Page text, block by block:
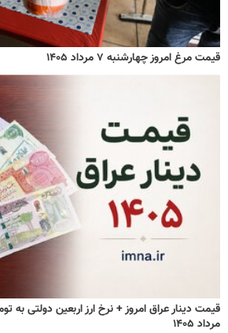
قیمت مرغ امروز چهارشنبه ۷ مرداد ۱۴۰۵
مرداد ۱۴۰۵